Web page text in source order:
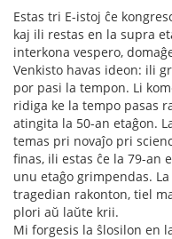
Estas tri E-istoj ĉe
kaj ili restas en la supra
interkona vespero,
Venkisto havas ideon: ili
por pasi la tempon. Li
ridiga ke la tempo pasas
atingita la 50-an etaĝon.
temas pri novaĵo pri
finas, ili estas ĉe la 79-an
unu etaĝo grimpendas.
tragedian rakonton, tiel
plori aŭ laŭte krii.
Mi forgesis la ŝlosilon en